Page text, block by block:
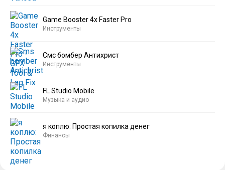
Game Booster 4x Faster Pro
Инструменты
Смс бомбер Антихрист
Инструменты
FL Studio Mobile
Музыка и аудио
я коплю: Простая копилка денег
Финансы